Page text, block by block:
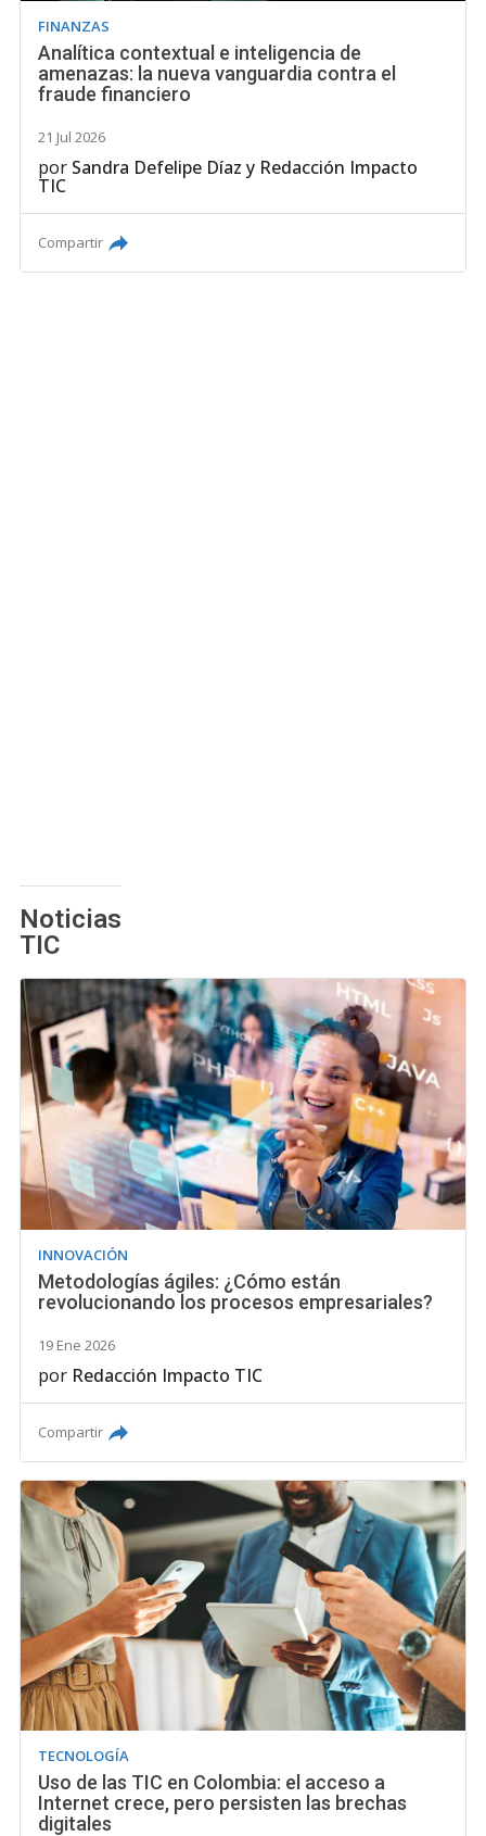
FINANZAS
Analítica contextual e inteligencia de
amenazas: la nueva vanguardia contra el
fraude financiero
21 Jul 2026
por Sandra Defelipe Díaz y Redacción Impacto
TIC
Compartir
Noticias
TIC
INNOVACIÓN
Metodologías ágiles: ¿Cómo están
revolucionando los procesos empresariales?
19 Ene 2026
por Redacción Impacto TIC
Compartir
TECNOLOGÍA
Uso de las TIC en Colombia: el acceso a
Internet crece, pero persisten las brechas
digitales